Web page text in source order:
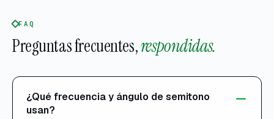
FAQ
Preguntas frecuentes,respondidas.
¿Qué frecuencia y ángulo de semitono
usan?